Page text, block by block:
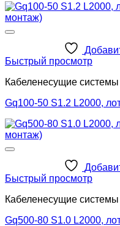
Быстрый просмотр
Кабеленесущие системы
Gq100-50 S1.2 L2000,
Быстрый просмотр
Кабеленесущие системы
Gq500-80 S1.0 L2000,